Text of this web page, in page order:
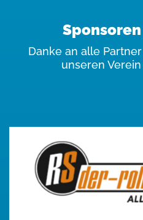
Danke an alle
unseren